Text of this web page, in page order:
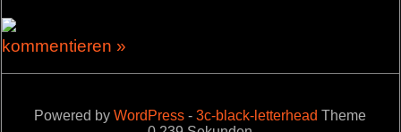
kommentieren »
Powered byWordPress -3c-black-letterhead Theme